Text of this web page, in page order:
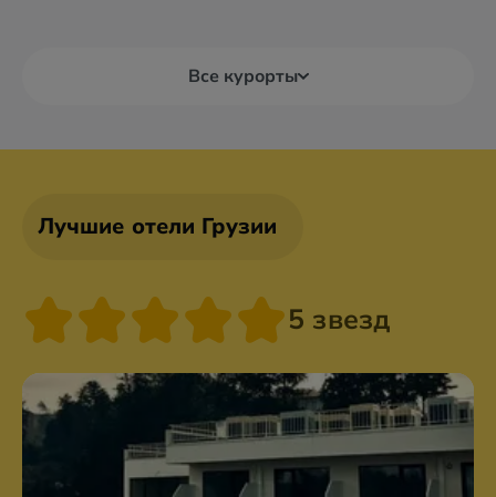
Все курорты
Лучшие отели Грузии
5 звезд